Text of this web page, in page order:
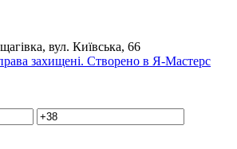
вул. Київська, 66
захищені. Створено в Я-Мастерс